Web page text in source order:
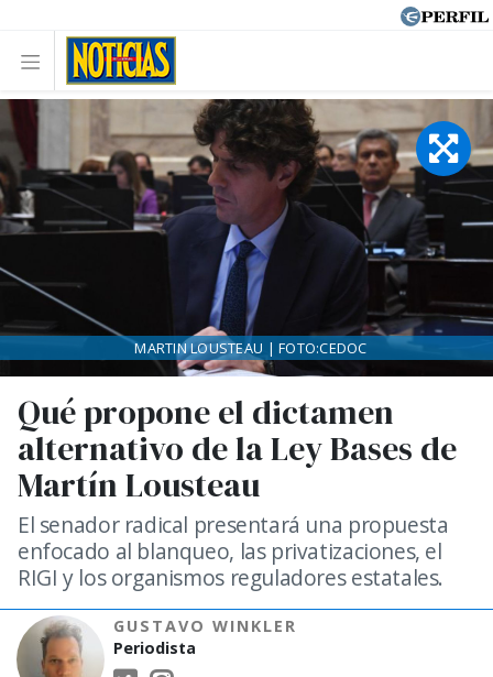
Qué propone el dictamen
alternativo de la Ley Bases de
Martín Lousteau
El senador radical presentará una propuesta
enfocado al blanqueo, las privatizaciones, el
RIGI y los organismos reguladores estatales.
GUSTAVO WINKLER
Periodista
MARTIN LOUSTEAU | FOTO:CEDOC